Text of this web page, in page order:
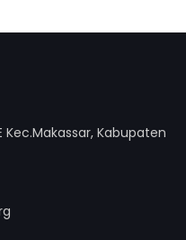
Kec.Makassar, Kabupaten